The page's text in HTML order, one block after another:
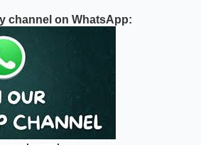
channel on WhatsApp: